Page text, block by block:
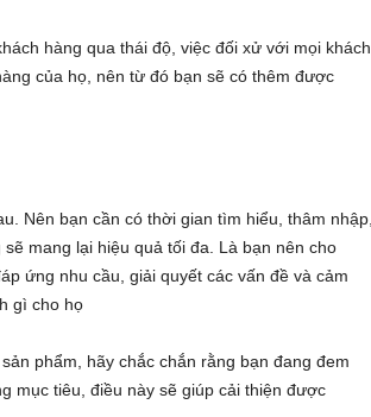
hàng qua thái độ, việc đối xử với mọi khách
của họ, nên từ đó bạn sẽ có thêm được
Nên bạn cần có thời gian tìm hiểu, thâm nhập,
mang lại hiệu quả tối đa. Là bạn nên cho
ứng nhu cầu, giải quyết các vấn đề và cảm
gì cho họ
phẩm, hãy chắc chắn rằng bạn đang đem
mục tiêu, điều này sẽ giúp cải thiện được